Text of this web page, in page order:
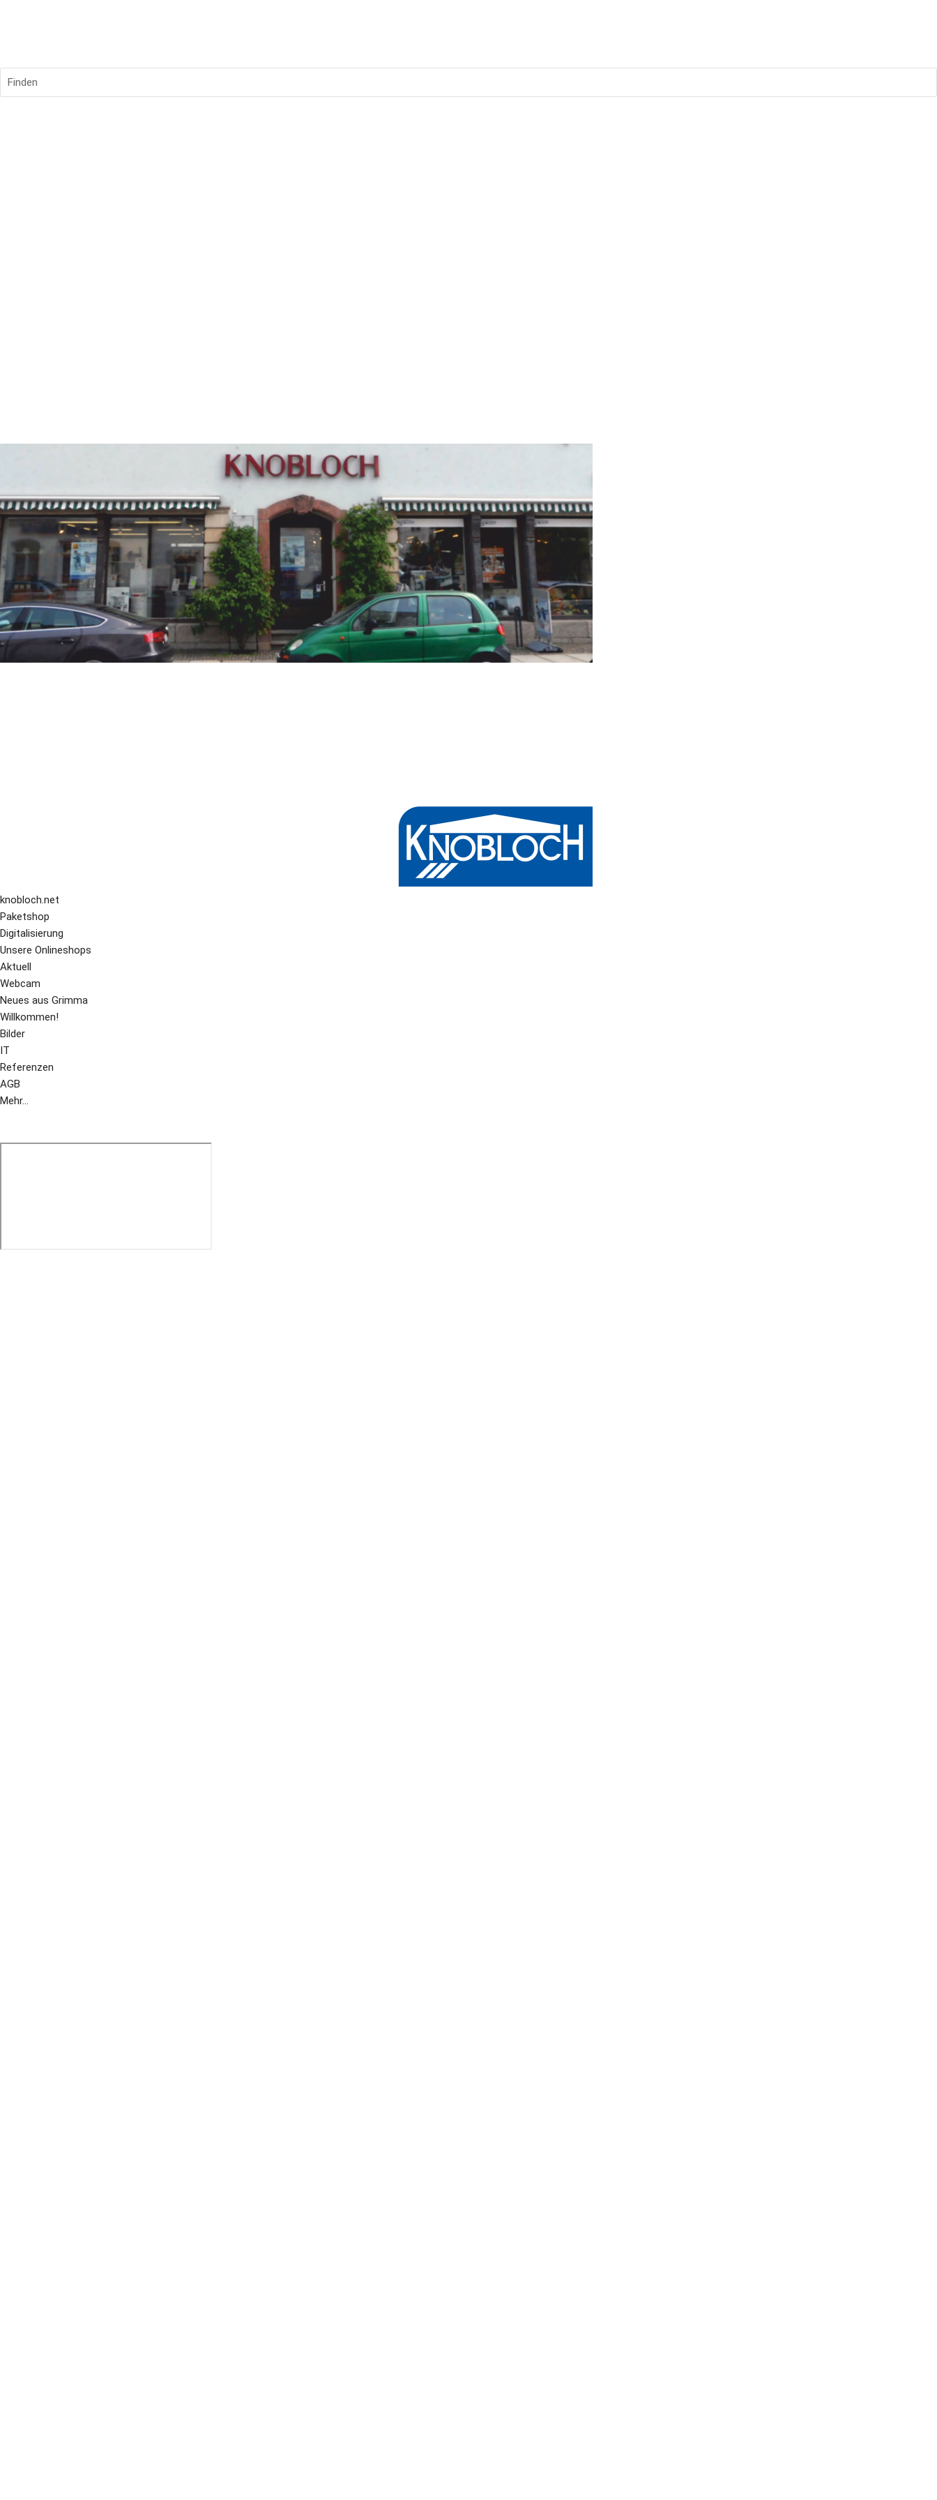
Finden
knobloch.net
Paketshop
Digitalisierung
Unsere Onlineshops
Aktuell
Webcam
Neues aus Grimma
Willkommen!
Bilder
IT
Referenzen
AGB
Mehr...